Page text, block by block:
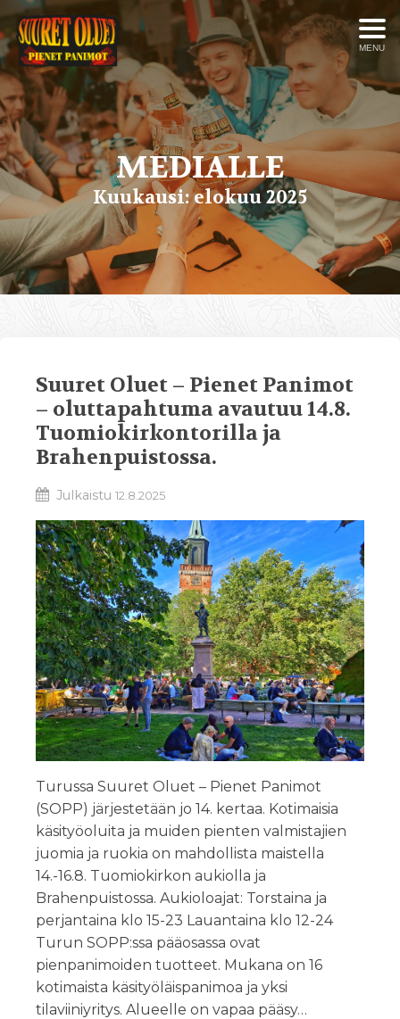
MENU
MEDIALLE
Kuukausi:elokuu 2025
Suuret Oluet – Pienet Panimot
– oluttapahtuma avautuu 14.8.
Tuomiokirkontorilla ja
Brahenpuistossa.
Julkaistu 12.8.2025
Turussa Suuret Oluet – Pienet Panimot
(SOPP) järjestetään jo 14. kertaa. Kotimaisia
käsityöoluita ja muiden pienten valmistajien
juomia ja ruokia on mahdollista maistella
14.-16.8. Tuomiokirkon aukiolla ja
Brahenpuistossa. Aukioloajat: Torstaina ja
perjantaina klo 15-23 Lauantaina klo 12-24
Turun SOPP:ssa pääosassa ovat
pienpanimoiden tuotteet. Mukana on 16
kotimaista käsityöläispanimoa ja yksi
tilaviiniyritys. Alueelle on vapaa pääsy…